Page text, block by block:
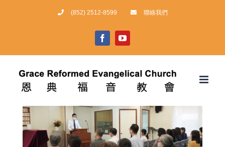
(852) 2512-8599 聯絡我們
facebookyoutube